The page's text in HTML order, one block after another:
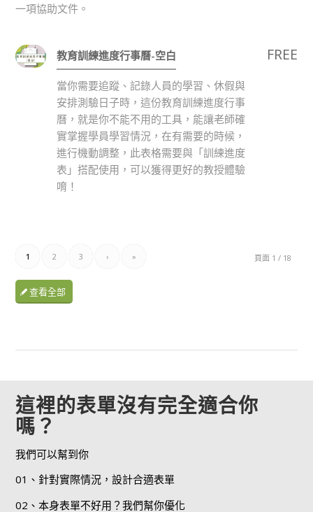
一項協助文件。
教育訓練進度行事曆-空白 FREE
當你需要追蹤、記錄人員的學習、休假與
安排測驗日子時，這份教育訓練進度行事
曆，就是你不能不用的工具，能讓老師確
實掌握學員學習情況，在有需要的時候，
進行機動調整，此表格需要與「訓練進度
表」搭配使用，可以獲得更好的教授體驗
唷！
頁面 1 / 18
1 2 3 › »
查看全部
這裡的表單沒有完全適合你
嗎？
我們可以幫到你
01、針對實際情況，設計合適表單
02、本身表單不好用？我們幫你優化